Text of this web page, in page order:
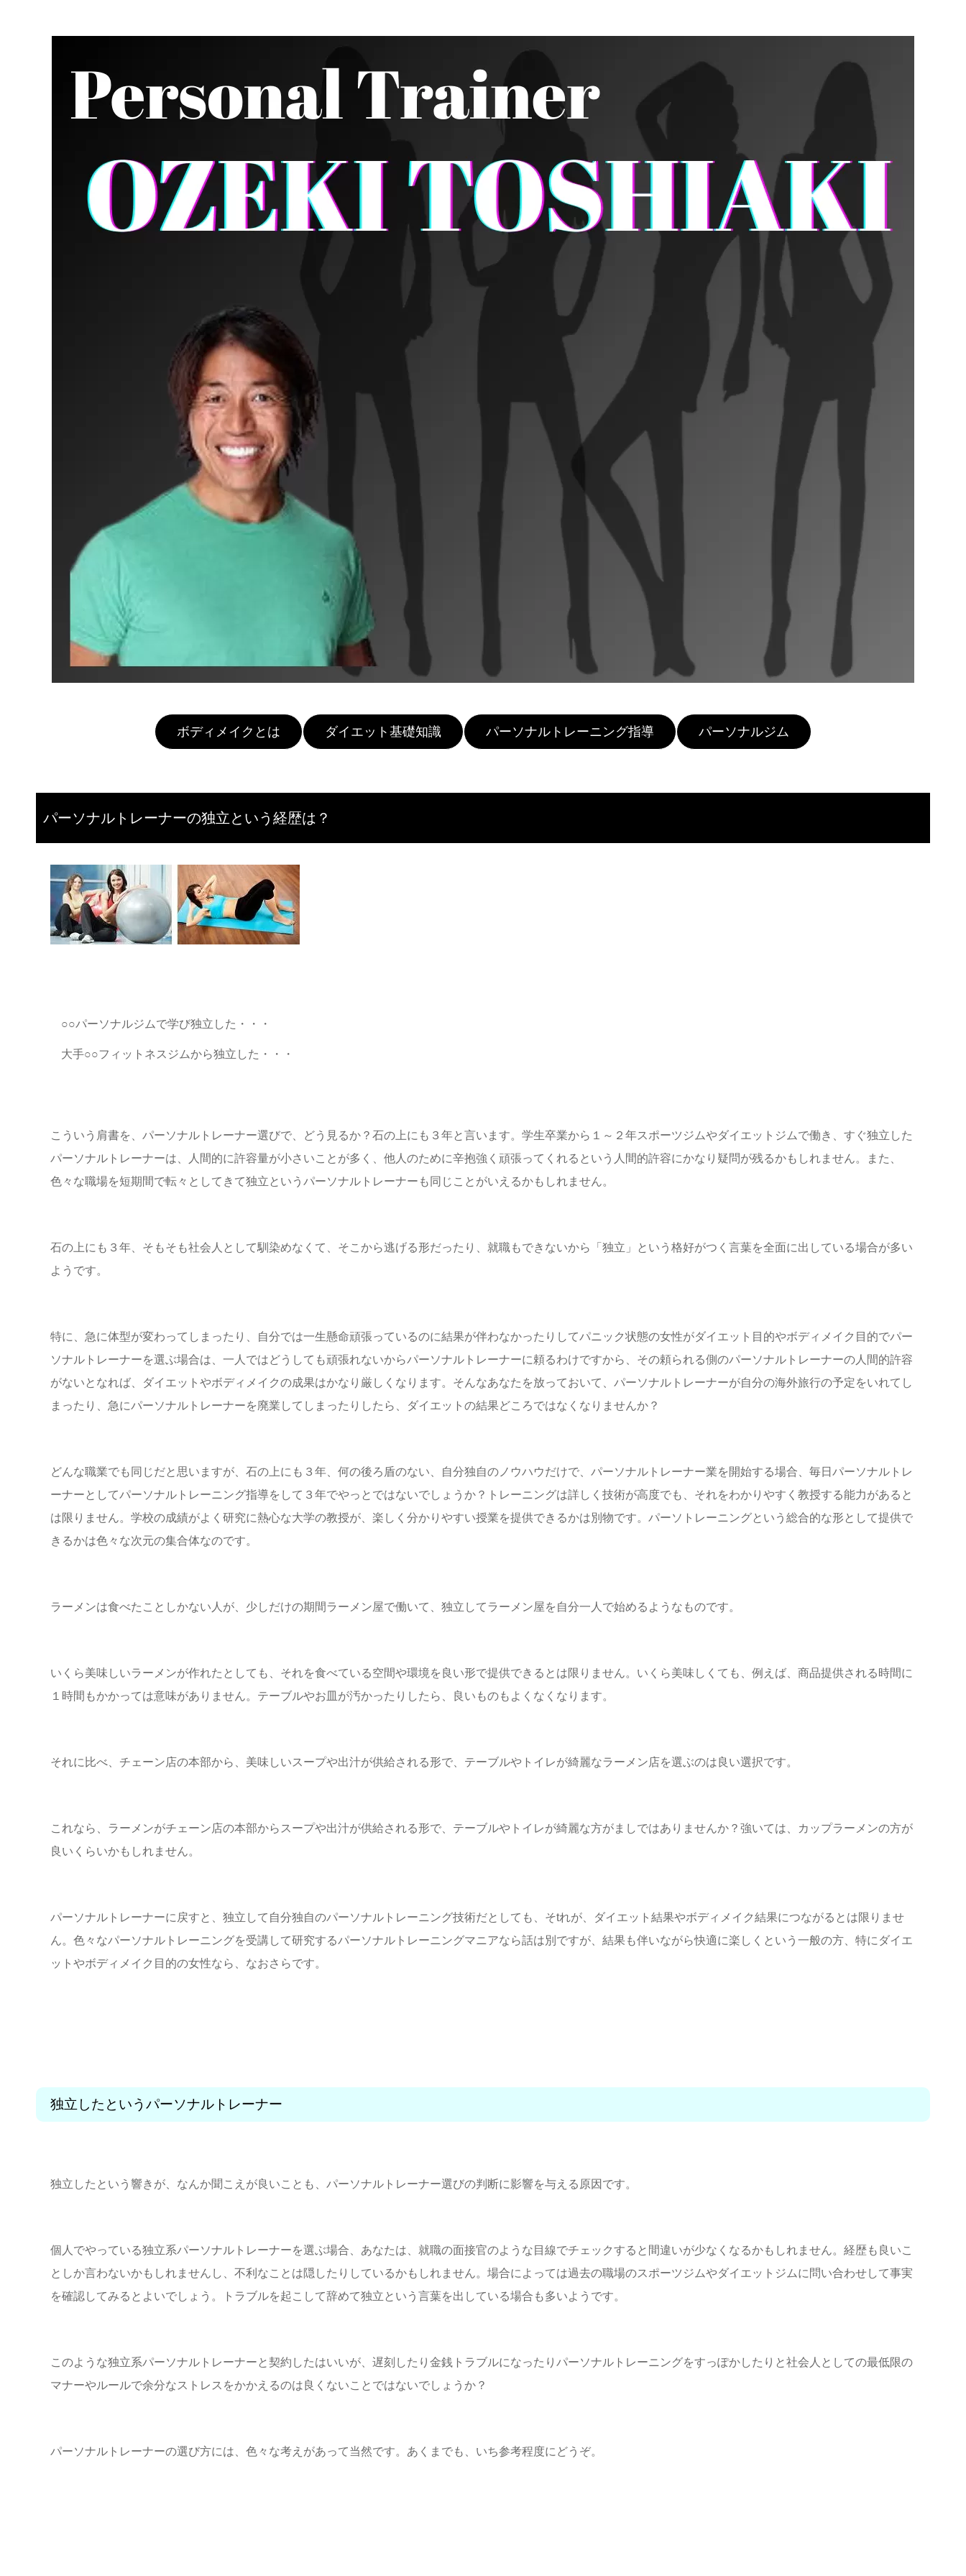
ボディメイクとは ダイエット基礎知識 パーソナルトレーニング指導 パーソナルジム
パーソナルトレーナーの独立という経歴は？
○○パーソナルジムで学び独立した・・・
大手○○フィットネスジムから独立した・・・
こういう肩書を、パーソナルトレーナー選びで、どう見るか？石の上にも３年と言います。学生卒業から１～２年スポーツジムやダイエットジムで働き、すぐ独立した
パーソナルトレーナーは、人間的に許容量が小さいことが多く、他人のために辛抱強く頑張ってくれるという人間的許容にかなり疑問が残るかもしれません。また、
色々な職場を短期間で転々としてきて独立というパーソナルトレーナーも同じことがいえるかもしれません。
石の上にも３年、そもそも社会人として馴染めなくて、そこから逃げる形だったり、就職もできないから「独立」という格好がつく言葉を全面に出している場合が多い
ようです。
特に、急に体型が変わってしまったり、自分では一生懸命頑張っているのに結果が伴わなかったりしてパニック状態の女性がダイエット目的やボディメイク目的でパー
ソナルトレーナーを選ぶ場合は、一人ではどうしても頑張れないからパーソナルトレーナーに頼るわけですから、その頼られる側のパーソナルトレーナーの人間的許容
がないとなれば、ダイエットやボディメイクの成果はかなり厳しくなります。そんなあなたを放っておいて、パーソナルトレーナーが自分の海外旅行の予定をいれてし
まったり、急にパーソナルトレーナーを廃業してしまったりしたら、ダイエットの結果どころではなくなりませんか？
どんな職業でも同じだと思いますが、石の上にも３年、何の後ろ盾のない、自分独自のノウハウだけで、パーソナルトレーナー業を開始する場合、毎日パーソナルトレ
ーナーとしてパーソナルトレーニング指導をして３年でやっとではないでしょうか？トレーニングは詳しく技術が高度でも、それをわかりやすく教授する能力があると
は限りません。学校の成績がよく研究に熱心な大学の教授が、楽しく分かりやすい授業を提供できるかは別物です。パーソトレーニングという総合的な形として提供で
きるかは色々な次元の集合体なのです。
ラーメンは食べたことしかない人が、少しだけの期間ラーメン屋で働いて、独立してラーメン屋を自分一人で始めるようなものです。
いくら美味しいラーメンが作れたとしても、それを食べている空間や環境を良い形で提供できるとは限りません。いくら美味しくても、例えば、商品提供される時間に
１時間もかかっては意味がありません。テーブルやお皿が汚かったりしたら、良いものもよくなくなります。
それに比べ、チェーン店の本部から、美味しいスープや出汁が供給される形で、テーブルやトイレが綺麗なラーメン店を選ぶのは良い選択です。
これなら、ラーメンがチェーン店の本部からスープや出汁が供給される形で、テーブルやトイレが綺麗な方がましではありませんか？強いては、カップラーメンの方が
良いくらいかもしれません。
パーソナルトレーナーに戻すと、独立して自分独自のパーソナルトレーニング技術だとしても、そtれが、ダイエット結果やボディメイク結果につながるとは限りませ
ん。色々なパーソナルトレーニングを受講して研究するパーソナルトレーニングマニアなら話は別ですが、結果も伴いながら快適に楽しくという一般の方、特にダイエ
ットやボディメイク目的の女性なら、なおさらです。
独立したというパーソナルトレーナー
独立したという響きが、なんか聞こえが良いことも、パーソナルトレーナー選びの判断に影響を与える原因です。
個人でやっている独立系パーソナルトレーナーを選ぶ場合、あなたは、就職の面接官のような目線でチェックすると間違いが少なくなるかもしれません。経歴も良いこ
としか言わないかもしれませんし、不利なことは隠したりしているかもしれません。場合によっては過去の職場のスポーツジムやダイエットジムに問い合わせして事実
を確認してみるとよいでしょう。トラブルを起こして辞めて独立という言葉を出している場合も多いようです。
このような独立系パーソナルトレーナーと契約したはいいが、遅刻したり金銭トラブルになったりパーソナルトレーニングをすっぽかしたりと社会人としての最低限の
マナーやルールで余分なストレスをかかえるのは良くないことではないでしょうか？
パーソナルトレーナーの選び方には、色々な考えがあって当然です。あくまでも、いち参考程度にどうぞ。